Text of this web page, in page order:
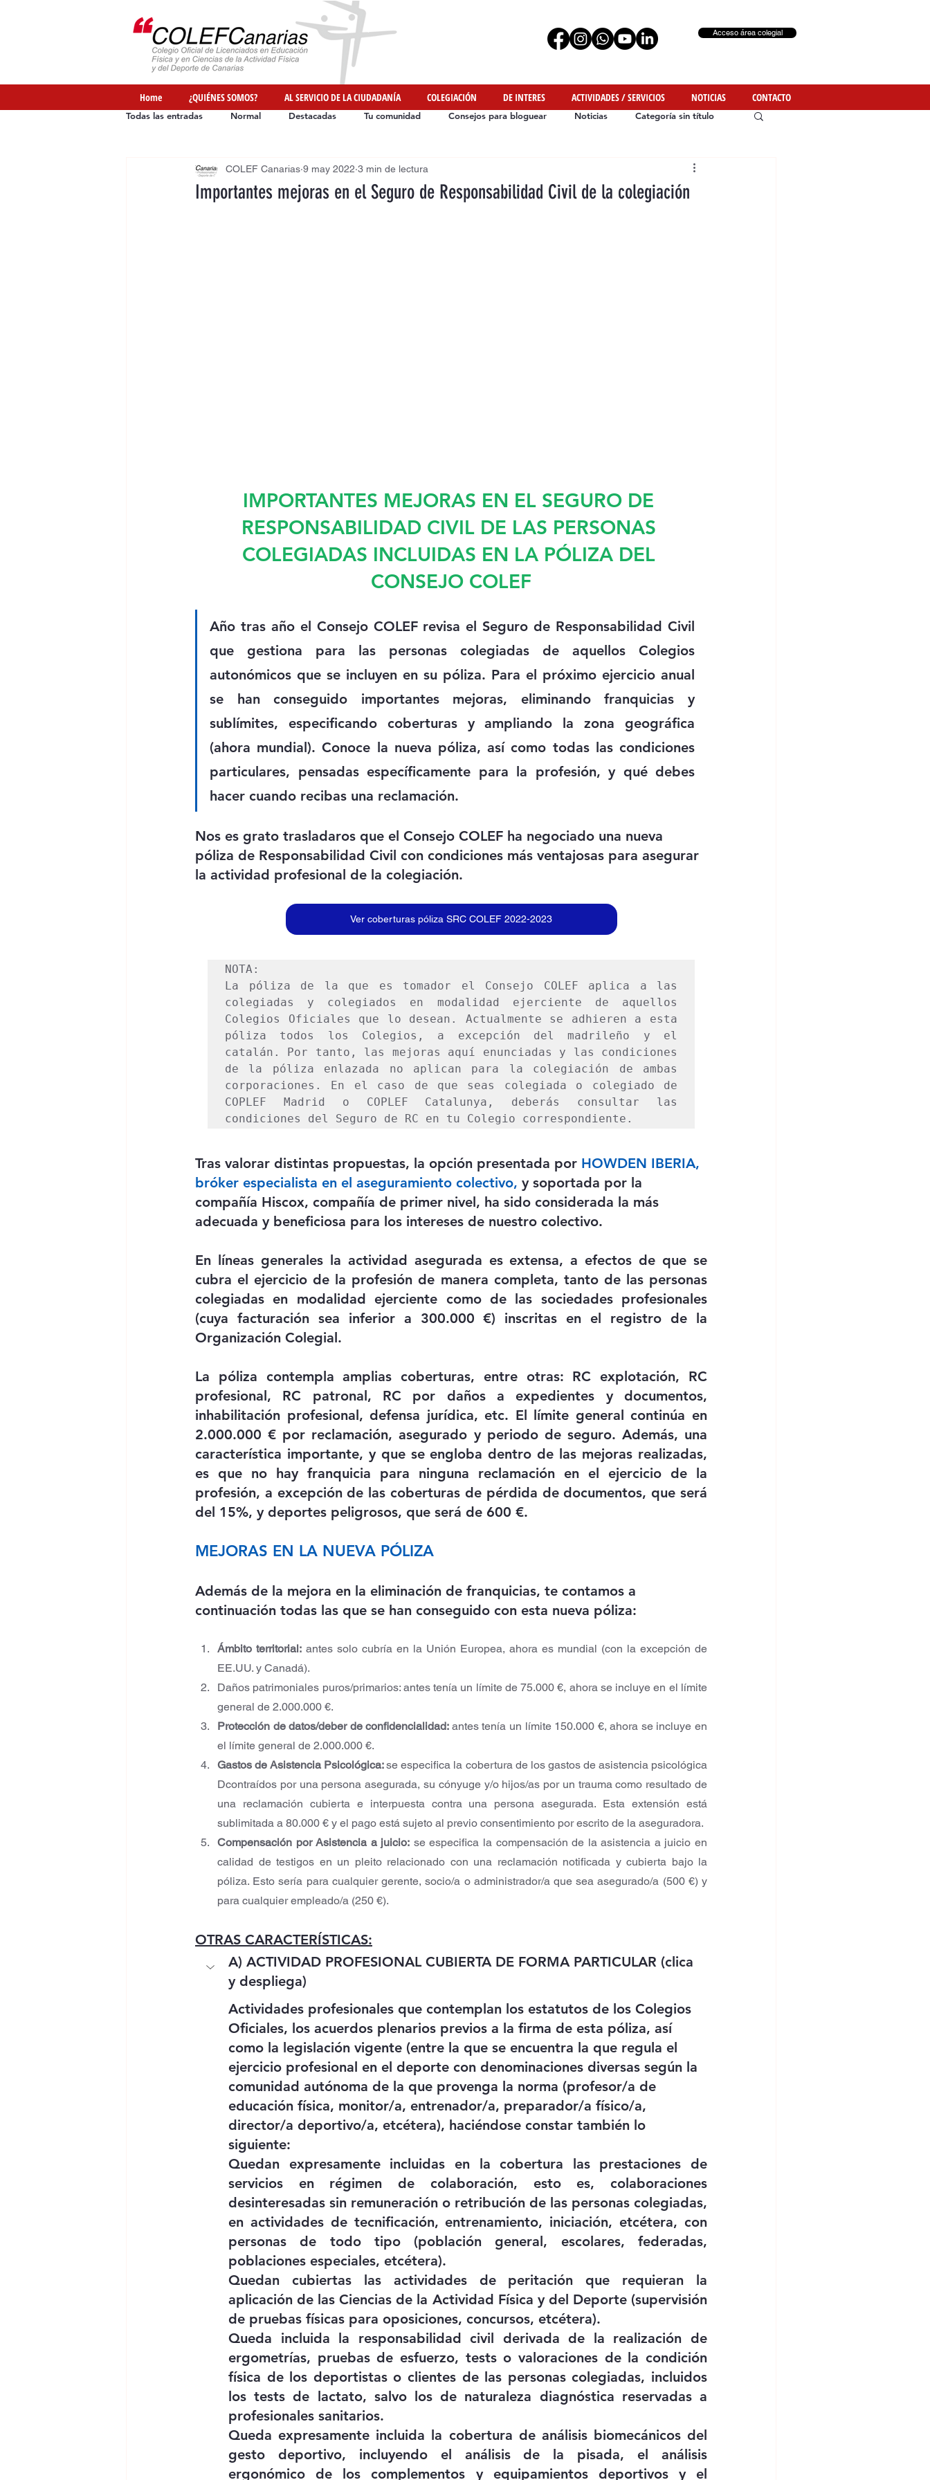
Acceso área colegial
Home ¿QUIÉNES SOMOS? AL SERVICIO DE LA CIUDADANÍA COLEGIACIÓN DE INTERES ACTIVIDADES / SERVICIOS NOTICIAS CONTACTO
Todas las entradas Normal Destacadas Tu comunidad Consejos para bloguear Noticias Categoría sin título
Ofertas de Empleo Formación Iniciativas de Nuestros Colegiados
Importantes mejoras en el Seguro de Responsabilidad Civil de la colegiación
COLEF Canarias 9 may 2022 3 min de lectura
IMPORTANTES MEJORAS EN EL SEGURO DE
RESPONSABILIDAD CIVIL DE LAS PERSONAS
COLEGIADAS INCLUIDAS EN LA PÓLIZA DEL
CONSEJO COLEF
Año tras año el Consejo COLEF revisa el Seguro de Responsabilidad Civil
que gestiona para las personas colegiadas de aquellos Colegios
autonómicos que se incluyen en su póliza. Para el próximo ejercicio anual
se han conseguido importantes mejoras, eliminando franquicias y
sublímites, especificando coberturas y ampliando la zona geográfica
(ahora mundial). Conoce la nueva póliza, así como todas las condiciones
particulares, pensadas específicamente para la profesión, y qué debes
hacer cuando recibas una reclamación.
Nos es grato trasladaros que el Consejo COLEF ha negociado una nueva
póliza de Responsabilidad Civil con condiciones más ventajosas para asegurar
la actividad profesional de la colegiación.
Ver coberturas póliza SRC COLEF 2022-2023
NOTA:
La póliza de la que es tomador el Consejo COLEF aplica a las
colegiadas y colegiados en modalidad ejerciente de aquellos
Colegios Oficiales que lo desean. Actualmente se adhieren a esta
póliza todos los Colegios, a excepción del madrileño y el
catalán. Por tanto, las mejoras aquí enunciadas y las condiciones
de la póliza enlazada no aplican para la colegiación de ambas
corporaciones. En el caso de que seas colegiada o colegiado de
COPLEF Madrid o COPLEF Catalunya, deberás consultar las
condiciones del Seguro de RC en tu Colegio correspondiente.
Tras valorar distintas propuestas, la opción presentada por HOWDEN IBERIA,
bróker especialista en el aseguramiento colectivo, y soportada por la
compañía Hiscox, compañía de primer nivel, ha sido considerada la más
adecuada y beneficiosa para los intereses de nuestro colectivo.
En líneas generales la actividad asegurada es extensa, a efectos de que se
cubra el ejercicio de la profesión de manera completa, tanto de las personas
colegiadas en modalidad ejerciente como de las sociedades profesionales
(cuya facturación sea inferior a 300.000 €) inscritas en el registro de la
Organización Colegial.
La póliza contempla amplias coberturas, entre otras: RC explotación, RC
profesional, RC patronal, RC por daños a expedientes y documentos,
inhabilitación profesional, defensa jurídica, etc. El límite general continúa en
2.000.000 € por reclamación, asegurado y periodo de seguro. Además, una
característica importante, y que se engloba dentro de las mejoras realizadas,
es que no hay franquicia para ninguna reclamación en el ejercicio de la
profesión, a excepción de las coberturas de pérdida de documentos, que será
del 15%, y deportes peligrosos, que será de 600 €.
MEJORAS EN LA NUEVA PÓLIZA
Además de la mejora en la eliminación de franquicias, te contamos a
continuación todas las que se han conseguido con esta nueva póliza:
Ámbito territorial: antes solo cubría en la Unión Europea, ahora es mundial (con la excepción de
EE.UU. y Canadá).
Daños patrimoniales puros/primarios: antes tenía un límite de 75.000 €, ahora se incluye en el límite
general de 2.000.000 €.
Protección de datos/deber de confidencialidad: antes tenía un límite 150.000 €, ahora se incluye en
el límite general de 2.000.000 €.
Gastos de Asistencia Psicológica: se especifica la cobertura de los gastos de asistencia psicológica
Dcontraídos por una persona asegurada, su cónyuge y/o hijos/as por un trauma como resultado de
una reclamación cubierta e interpuesta contra una persona asegurada. Esta extensión está
sublimitada a 80.000 € y el pago está sujeto al previo consentimiento por escrito de la aseguradora.
Compensación por Asistencia a juicio: se especifica la compensación de la asistencia a juicio en
calidad de testigos en un pleito relacionado con una reclamación notificada y cubierta bajo la
póliza. Esto sería para cualquier gerente, socio/a o administrador/a que sea asegurado/a (500 €) y
para cualquier empleado/a (250 €).
OTRAS CARACTERÍSTICAS:
A) ACTIVIDAD PROFESIONAL CUBIERTA DE FORMA PARTICULAR (clica
y despliega)
Actividades profesionales que contemplan los estatutos de los Colegios
Oficiales, los acuerdos plenarios previos a la firma de esta póliza, así
como la legislación vigente (entre la que se encuentra la que regula el
ejercicio profesional en el deporte con denominaciones diversas según la
comunidad autónoma de la que provenga la norma (profesor/a de
educación física, monitor/a, entrenador/a, preparador/a físico/a,
director/a deportivo/a, etcétera), haciéndose constar también lo
siguiente:
Quedan expresamente incluidas en la cobertura las prestaciones de
servicios en régimen de colaboración, esto es, colaboraciones
desinteresadas sin remuneración o retribución de las personas colegiadas,
en actividades de tecnificación, entrenamiento, iniciación, etcétera, con
personas de todo tipo (población general, escolares, federadas,
poblaciones especiales, etcétera).
Quedan cubiertas las actividades de peritación que requieran la
aplicación de las Ciencias de la Actividad Física y del Deporte (supervisión
de pruebas físicas para oposiciones, concursos, etcétera).
Queda incluida la responsabilidad civil derivada de la realización de
ergometrías, pruebas de esfuerzo, tests o valoraciones de la condición
física de los deportistas o clientes de las personas colegiadas, incluidos
los tests de lactato, salvo los de naturaleza diagnóstica reservadas a
profesionales sanitarios.
Queda expresamente incluida la cobertura de análisis biomecánicos del
gesto deportivo, incluyendo el análisis de la pisada, el análisis
ergonómico de los complementos y equipamientos deportivos y el